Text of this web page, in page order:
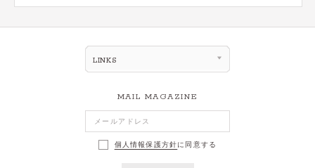
LINKS
MAIL MAGAZINE
個人情報保護方針に同意する